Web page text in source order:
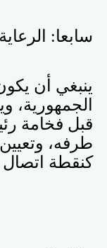
سابعا:
ينبغي أن
الجمهورية،
قبل فخامة
طرفه،
كنقطة اتصال